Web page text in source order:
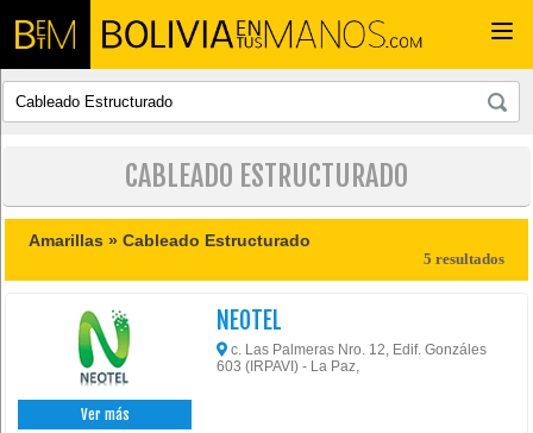
CABLEADO ESTRUCTURADO
Amarillas »Cableado Estructurado
5 resultados
Ver más
NEOTEL
c. Las Palmeras Nro. 12, Edif. Gonzáles
603 (IRPAVI) - La Paz,